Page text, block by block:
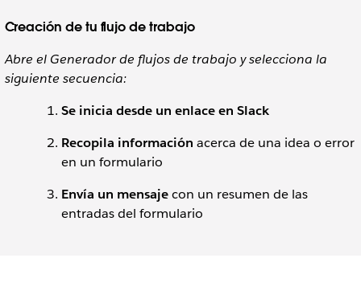
Creación de tu flujo de trabajo
Abre el Generador de flujos de trabajo y selecciona la
siguiente secuencia:
Se inicia desde un enlace en Slack
Recopila información acerca de una idea o error
en un formulario
Envía un mensajecon un resumen de las
entradas del formulario